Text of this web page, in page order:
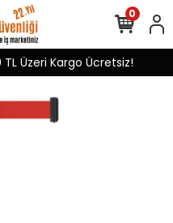
Üzeri Kargo Ücretsiz!
0